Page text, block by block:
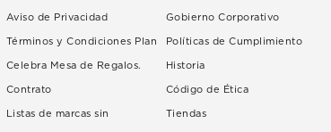
Aviso de Privacidad
Términos y Condiciones Plan
Celebra Mesa de Regalos.
Contrato
Listas de marcas sin
Gobierno Corporativo
Políticas de Cumplimiento
Historia
Código de Ética
Tiendas